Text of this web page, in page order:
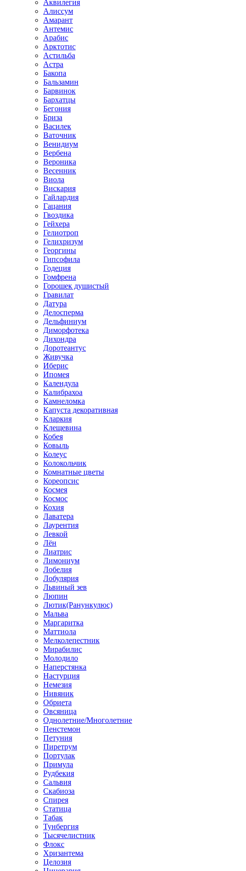
Аквилегия
Алиссум
Амарант
Антемис
Арабис
Арктотис
Астильба
Астра
Бакопа
Бальзамин
Барвинок
Бархатцы
Бегония
Бриза
Василек
Ваточник
Венидиум
Вербена
Вероника
Весенник
Виола
Вискария
Гайлардия
Гацания
Гвоздика
Гейхера
Гелиотроп
Гелихризум
Георгины
Гипсофила
Годеция
Гомфрена
Горошек душистый
Гравилат
Датура
Делосперма
Дельфиниум
Диморфотека
Дихондра
Доротеантус
Живучка
Иберис
Ипомея
Календула
Калибрахоа
Камнеломка
Капуста декоративная
Кларкия
Клещевина
Кобея
Ковыль
Колеус
Колокольчик
Комнатные цветы
Кореопсис
Космея
Космос
Кохия
Лаватера
Лаурентия
Левкой
Лён
Лиатрис
Лимониум
Лобелия
Лобулярия
Львиный зев
Люпин
Лютик(Ранункулюс)
Мальва
Маргаритка
Маттиола
Мелколепестник
Мирабилис
Молодило
Наперстянка
Настурция
Немезия
Нивяник
Обриета
Овсяница
Однолетние/Многолетние
Пенстемон
Петуния
Пиретрум
Портулак
Примула
Рудбекия
Сальвия
Скабиоза
Спирея
Статица
Табак
Тунбергия
Тысячелистник
Флокс
Хризантема
Целозия